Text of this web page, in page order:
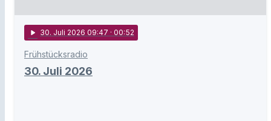
play_arrow 30. Juli 2026 09:47 · 00:52
Frühstücksradio
30. Juli 2026